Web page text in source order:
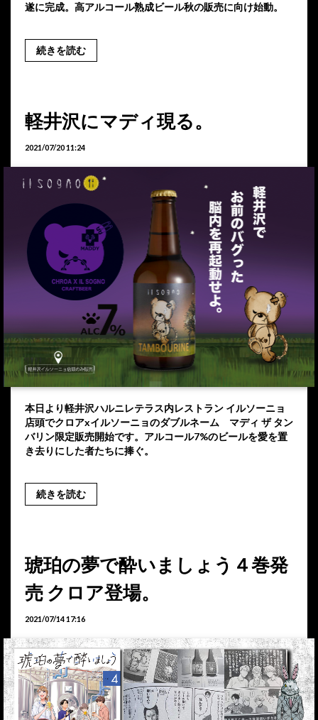
遂に完成。高アルコール熟成ビール秋の販売に向け始動。
続きを読む
軽井沢にマディ現る。
2021/07/20 11:24
本日より軽井沢ハルニレテラス内レストラン イルソーニョ
店頭でクロアxイルソーニョのダブルネーム マディ ザ タン
バリン限定販売開始です。アルコール7%のビールを愛を置
き去りにした者たちに捧ぐ。
続きを読む
琥珀の夢で酔いましょう４巻発
売 クロア登場。
2021/07/14 17:16